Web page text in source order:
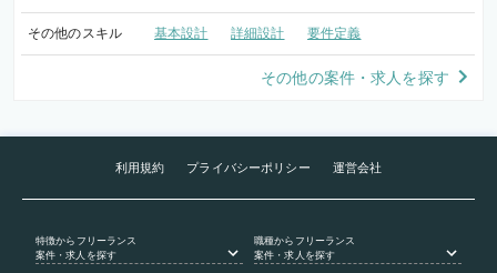
その他のスキル 基本設計 詳細設計 要件定義
その他の案件・求人を探す
利用規約 プライバシーポリシー 運営会社
特徴からフリーランス
案件・求人を探す
職種からフリーランス
案件・求人を探す